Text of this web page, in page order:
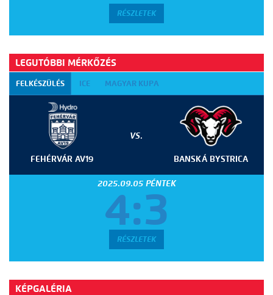
RÉSZLETEK
LEGUTÓBBI MÉRKŐZÉS
FELKÉSZÜLÉS ICE MAGYAR KUPA
FEHÉRVÁR AV19
VS.
BANSKÁ BYSTRICA
2025.09.05 PÉNTEK
4:3
RÉSZLETEK
KÉPGALÉRIA